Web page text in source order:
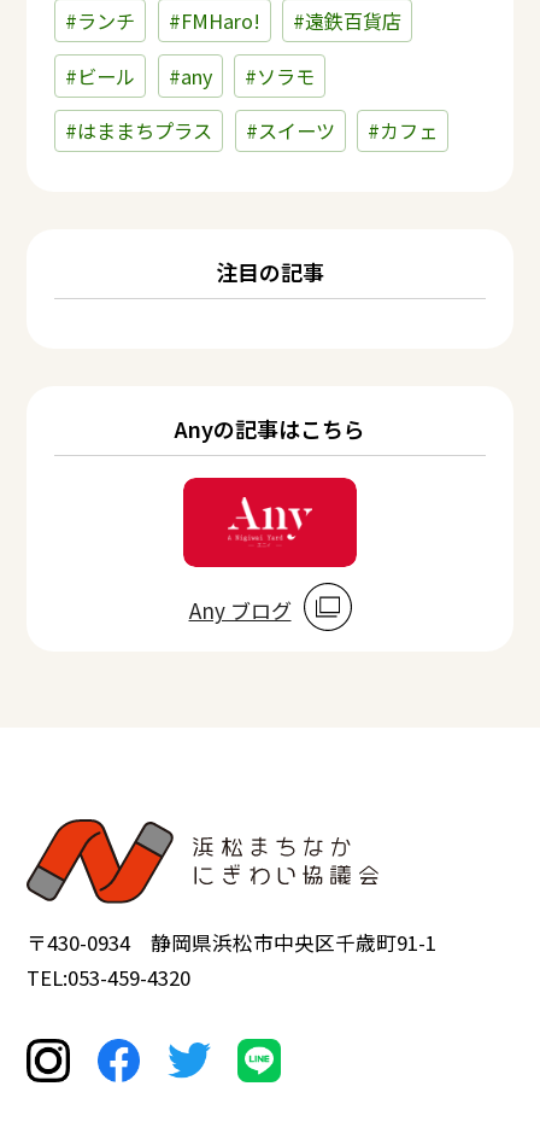
#ランチ
#FMHaro!
#遠鉄百貨店
#ビール
#any
#ソラモ
#はままちプラス
#スイーツ #カフェ
注目の記事
Anyの記事はこちら
Any ブログ
〒430-0934 静岡県浜松市中央区千歳町91-1
TEL:053-459-4320